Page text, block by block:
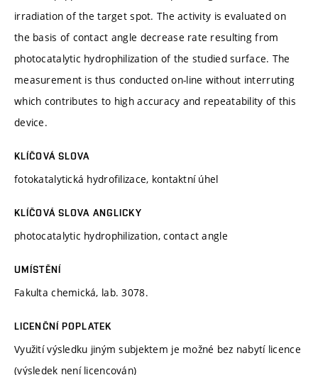
irradiation of the target spot. The activity is evaluated on
the basis of contact angle decrease rate resulting from
photocatalytic hydrophilization of the studied surface. The
measurement is thus conducted on-line without interruting
which contributes to high accuracy and repeatability of this
device.
KLÍČOVÁ SLOVA
fotokatalytická hydrofilizace, kontaktní úhel
KLÍČOVÁ SLOVA ANGLICKY
photocatalytic hydrophilization, contact angle
UMÍSTĚNÍ
Fakulta chemická, lab. 3078.
LICENČNÍ POPLATEK
Využití výsledku jiným subjektem je možné bez nabytí licence
(výsledek není licencován)